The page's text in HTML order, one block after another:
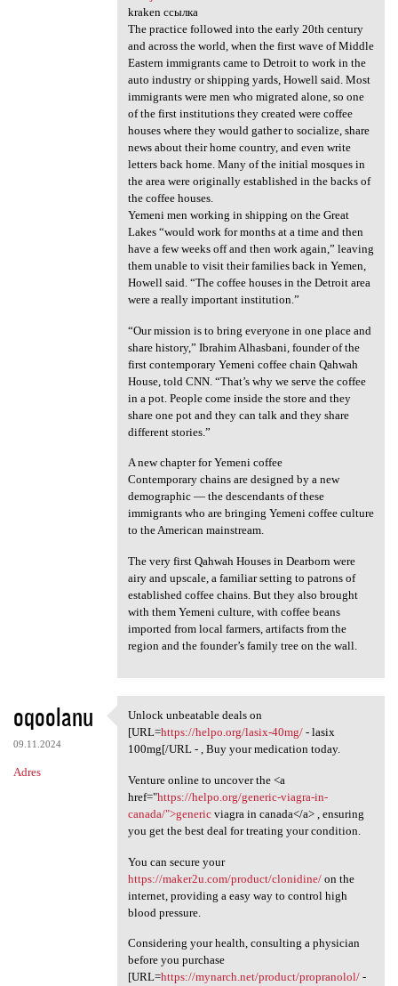
kraken ссылка
The practice followed into the early 20th century
and across the world, when the first wave of Middle
Eastern immigrants came to Detroit to work in the
auto industry or shipping yards, Howell said. Most
immigrants were men who migrated alone, so one
of the first institutions they created were coffee
houses where they would gather to socialize, share
news about their home country, and even write
letters back home. Many of the initial mosques in
the area were originally established in the backs of
the coffee houses.
Yemeni men working in shipping on the Great
Lakes “would work for months at a time and then
have a few weeks off and then work again,” leaving
them unable to visit their families back in Yemen,
Howell said. “The coffee houses in the Detroit area
were a really important institution.”
“Our mission is to bring everyone in one place and
share history,” Ibrahim Alhasbani, founder of the
first contemporary Yemeni coffee chain Qahwah
House, told CNN. “That’s why we serve the coffee
in a pot. People come inside the store and they
share one pot and they can talk and they share
different stories.”
A new chapter for Yemeni coffee
Contemporary chains are designed by a new
demographic — the descendants of these
immigrants who are bringing Yemeni coffee culture
to the American mainstream.
The very first Qahwah Houses in Dearborn were
airy and upscale, a familiar setting to patrons of
established coffee chains. But they also brought
with them Yemeni culture, with coffee beans
imported from local farmers, artifacts from the
region and the founder’s family tree on the wall.
oqoolanu
09.11.2024
Adres
Unlock unbeatable deals on
Unlock unbeatable deals on
[URL=https://helpo.org/lasix-40mg/- lasix
100mg[/URL - , Buy your medication today.
Venture online to uncover the <a
href="https://helpo.org/generic-viagra-in-
canada/">genericviagra in canada</a> , ensuring
you get the best deal for treating your condition.
You can secure your
https://maker2u.com/product/clonidine/on the
internet, providing a easy way to control high
blood pressure.
Considering your health, consulting a physician
before you purchase
[URL=https://mynarch.net/product/propranolol/-